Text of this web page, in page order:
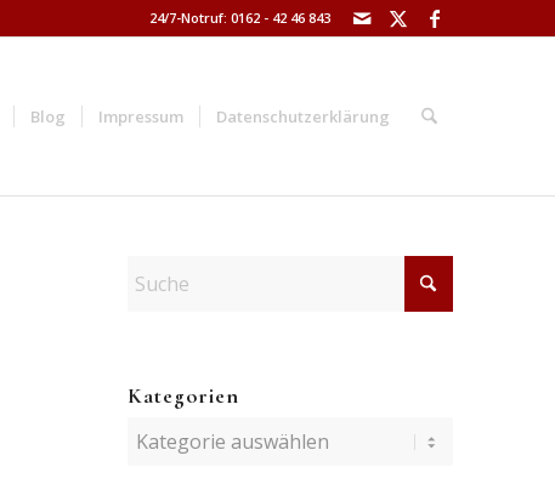
24/7-Notruf: 0162 - 42 46 843
Blog Impressum Datenschutzerklärung
Kategorien
Kategorien